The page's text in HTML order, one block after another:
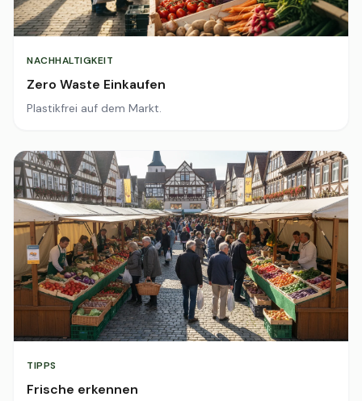
NACHHALTIGKEIT
Zero Waste Einkaufen
Plastikfrei auf dem Markt.
TIPPS
Frische erkennen